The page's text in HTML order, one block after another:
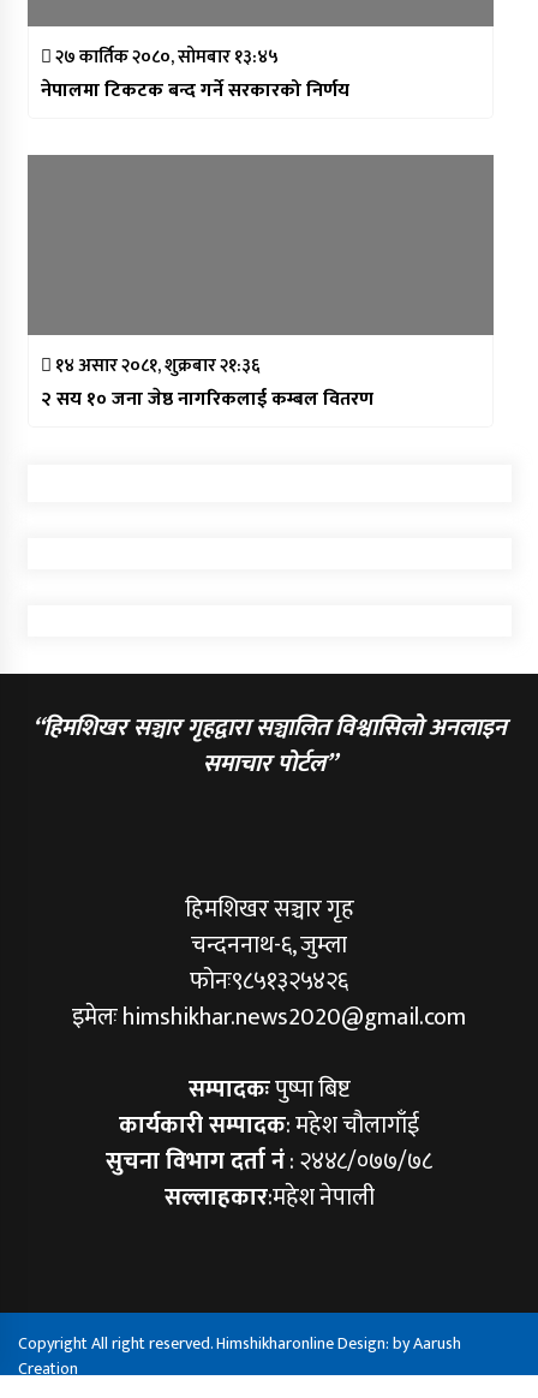
२७ कार्तिक २०८०, सोमबार १३:४५
नेपालमा टिकटक बन्द गर्ने सरकारको निर्णय
१४ असार २०८१, शुक्रबार २१:३६
२ सय १० जना जेष्ठ नागरिकलाई कम्बल वितरण
“हिमशिखर सञ्चार गृहद्वारा सञ्चालित विश्वासिलो अनलाइन
समाचार पोर्टल”
हिमशिखर सञ्चार गृह
चन्दननाथ-६, जुम्ला
फोनः९८५१३२५४२६
इमेलः himshikhar.news2020@gmail.com
सम्पादकःपुष्पा बिष्ट
कार्यकारी सम्पादक: महेश चौलागाँई
सुचना विभाग दर्ता नं: २४४८/०७७/७८
सल्लाहकार:महेश नेपाली
Copyright All right reserved. Himshikharonline Design: byAarush
Creation